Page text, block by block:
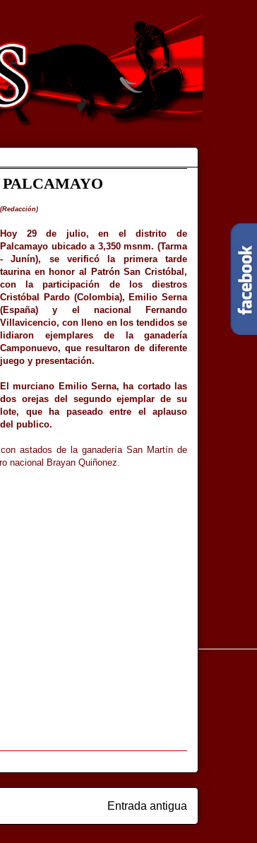
(Redacción)
Hoy 29 de julio, en el distrito de
Palcamayo ubicado a 3,350 msnm. (Tarma
- Junín), se verificó la primera tarde
taurina en honor al Patrón San Cristóbal,
con la participación de los diestros
Cristóbal Pardo (Colombia), Emilio Serna
(España) y el nacional Fernando
Villavicencio, con lleno en los tendidos se
lidiaron ejemplares de la ganadería
Camponuevo, que resultaron de diferente
juego y presentación.
El murciano Emilio Serna, ha cortado las
dos orejas del segundo ejemplar de su
lote, que ha paseado entre el aplauso
del publico.
astados de la ganadería San Martín de
nacional Brayan Quiñonez.
Entrada antigua